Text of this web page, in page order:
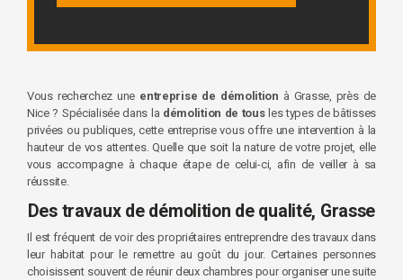
Vous recherchez une entreprise de démolition à Grasse, près de
Nice ? Spécialisée dans la démolition de tousles types de bâtisses
privées ou publiques, cette entreprise vous offre une intervention à la
hauteur de vos attentes. Quelle que soit la nature de votre projet, elle
vous accompagne à chaque étape de celui-ci, afin de veiller à sa
réussite.
Des travaux de démolition de qualité, Grasse
Il est fréquent de voir des propriétaires entreprendre des travaux dans
leur habitat pour le remettre au goût du jour. Certaines personnes
choisissent souvent de réunir deux chambres pour organiser une suite